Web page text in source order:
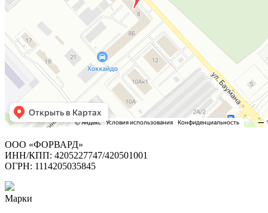
ООО «ФОРВАРД»
ИНН/КПП: 4205227747/420501001
ОГРН: 1114205035845
Марки